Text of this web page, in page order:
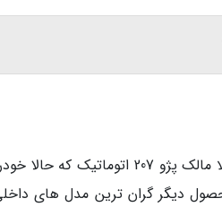
اجاره گران ترین خودور های داخلی برای یک روز حدود 500 هزار تومان است. مثلا مالک پژو 207
دیگر گران ترین مدل های